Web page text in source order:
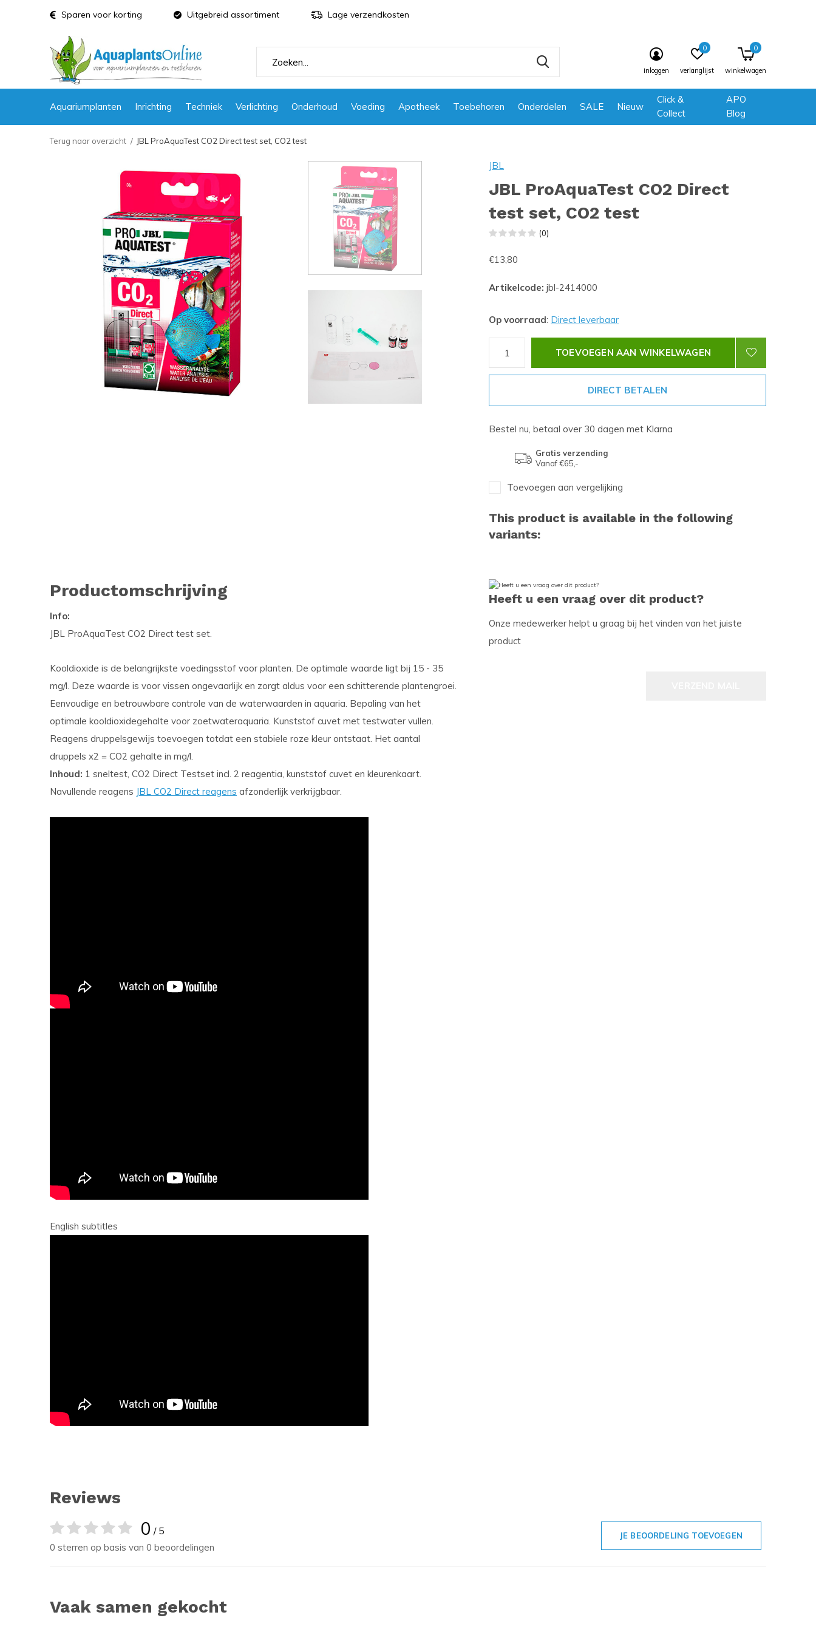
Aquariumplanten Inrichting Techniek Verlichting Onderhoud Voeding Apotheek Toebehoren Onderdelen SALE Nieuw
Click &
Collect
APO
Blog
inloggen verlanglijst
0
winkelwagen
0
Sparen voor korting Uitgebreid assortiment Lage verzendkosten
Terug naar overzicht JBL ProAquaTest CO2 Direct test set, CO2 test
JBL
JBL ProAquaTest CO2 Direct
test set, CO2 test
(0)
€13,80
Artikelcode: jbl-2414000
Op voorraad: Direct leverbaar
TOEVOEGEN AAN WINKELWAGEN
DIRECT BETALEN
Bestel nu, betaal over 30 dagen met Klarna
Gratis verzending
Vanaf €65,-
Toevoegen aan vergelijking
This product is available in the following
variants:
Productomschrijving
Info:
JBL ProAquaTest CO2 Direct test set.
Kooldioxide is de belangrijkste voedingsstof voor planten. De optimale waarde ligt bij 15 - 35
mg/l. Deze waarde is voor vissen ongevaarlijk en zorgt aldus voor een schitterende plantengroei.
Eenvoudige en betrouwbare controle van de waterwaarden in aquaria. Bepaling van het
optimale kooldioxidegehalte voor zoetwateraquaria. Kunststof cuvet met testwater vullen.
Reagens druppelsgewijs toevoegen totdat een stabiele roze kleur ontstaat. Het aantal
druppels x2 = CO2 gehalte in mg/l.
Inhoud: 1 sneltest, CO2 Direct Testset incl. 2 reagentia, kunststof cuvet en kleurenkaart.
Navullende reagens JBL CO2 Direct reagens afzonderlijk verkrijgbaar.
English subtitles
Heeft u een vraag over dit product?
Onze medewerker helpt u graag bij het vinden van het juiste
product
Reviews
0 / 5
0 sterren op basis van 0 beoordelingen
JE BEOORDELING TOEVOEGEN
Vaak samen gekocht